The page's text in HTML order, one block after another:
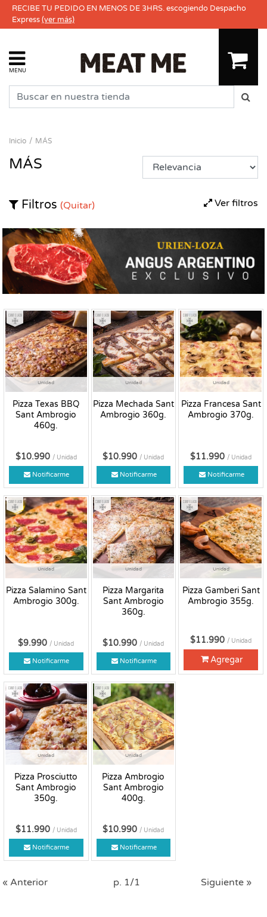
RECIBE TU PEDIDO EN MENOS DE 3HRS. escogiendo Despacho
Express(ver más)
MENU
Inicio MÁS
MÁS
Ver filtros
Filtros (Quitar)
Unidad
Pizza Texas BBQ
Sant Ambrogio
460g.
Congelado
$10.990 / Unidad
Notificarme
Unidad
Pizza Mechada Sant
Ambrogio 360g.
Congelado
$10.990 / Unidad
Notificarme
Unidad
Pizza Francesa Sant
Ambrogio 370g.
Congelado
$11.990 / Unidad
Notificarme
Unidad
Pizza Salamino Sant
Ambrogio 300g.
Congelado
$9.990 / Unidad
Notificarme
Unidad
Pizza Margarita
Sant Ambrogio
360g.
Congelado
$10.990 / Unidad
Notificarme
Unidad
Pizza Gamberi Sant
Ambrogio 355g.
Congelado
$11.990 / Unidad
Agregar
Unidad
Pizza Prosciutto
Sant Ambrogio
350g.
Congelado
$11.990 / Unidad
Notificarme
Unidad
Pizza Ambrogio
Sant Ambrogio
400g.
Congelado
$10.990 / Unidad
Notificarme
« Anterior p. 1/1 Siguiente »